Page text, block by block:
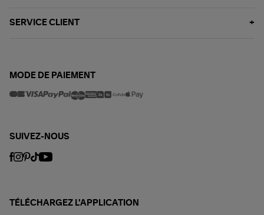
SERVICE CLIENT
MODE DE PAIEMENT
SUIVEZ-NOUS
TÉLÉCHARGEZ L'APPLICATION